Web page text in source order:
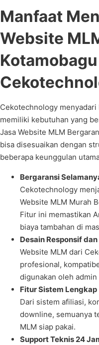
Manfaat
Website
Cekotechnology menyadari
memiliki kebutuhan yang
Jasa Website MLM
bisa disesuaikan dengan
beberapa keunggulan
Bergaransi
Cekotechnology
Website MLM Murah
Fitur ini memastikan
biaya tambahan di
Desain Responsif
Website MLM dari
profesional,
digunakan oleh
Fitur Sistem Lengkap
Dari sistem afiliasi,
downline, semuanya
MLM siap pakai.
Support Teknis 24